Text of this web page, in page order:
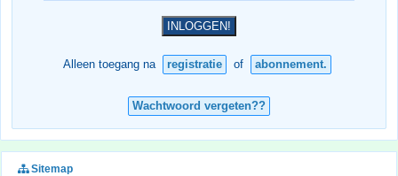
Alleen toegang na registratie of abonnement.
Wachtwoord vergeten??
Sitemap